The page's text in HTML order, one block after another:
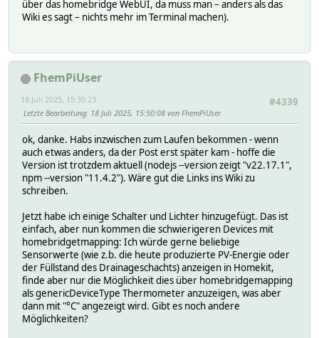
über das homebridge WebUI, da muss man – anders als das
Wiki es sagt – nichts mehr im Terminal machen).
FhemPiUser
#4339
18 Juli 2025, 15:35:23
Letzte Bearbeitung: 18 Juli 2025, 15:50:08 von FhemPiUser
ok, danke. Habs inzwischen zum Laufen bekommen - wenn
auch etwas anders, da der Post erst später kam - hoffe die
Version ist trotzdem aktuell (nodejs --version zeigt "v22.17.1",
npm --version "11.4.2"). Wäre gut die Links ins Wiki zu
schreiben.
Jetzt habe ich einige Schalter und Lichter hinzugefügt. Das ist
einfach, aber nun kommen die schwierigeren Devices mit
homebridgetmapping: Ich würde gerne beliebige
Sensorwerte (wie z.b. die heute produzierte PV-Energie oder
der Füllstand des Drainageschachts) anzeigen in Homekit,
finde aber nur die Möglichkeit dies über homebridgemapping
als genericDeviceType Thermometer anzuzeigen, was aber
dann mit "°C" angezeigt wird. Gibt es noch andere
Möglichkeiten?